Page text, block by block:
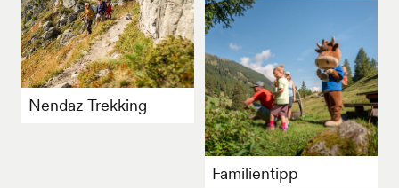
Nendaz Trekking
Familientipp